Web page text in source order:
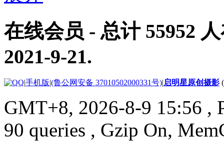
在线会员 - 总计 55952
2021-9-21.
|手机版|(鲁公网安备 37010502000331号)|启明星原创摄影
GMT+8, 2026-8-9 15:56 ,
90 queries , Gzip On,